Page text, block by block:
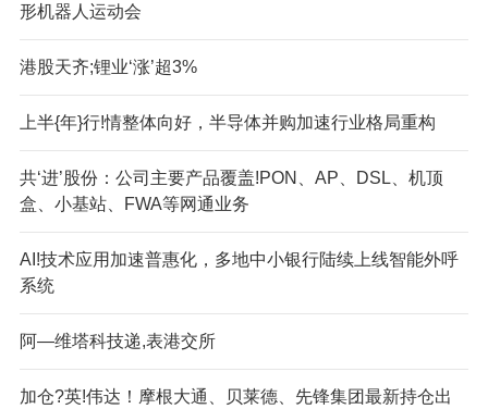
形机器人运动会
港股天齐;锂业‘涨’超3%
上半{年}行!情整体向好，半导体并购加速行业格局重构
共‘进’股份：公司主要产品覆盖!PON、AP、DSL、机顶
盒、小基站、FWA等网通业务
AI!技术应用加速普惠化，多地中小银行陆续上线智能外呼
系统
阿—维塔科技递,表港交所
加仓?英!伟达！摩根大通、贝莱德、先锋集团最新持仓出